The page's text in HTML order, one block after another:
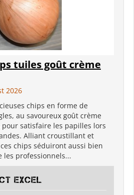
tuiles goût crème
2026
chips en forme de
au savoureux goût crème
satisfaire les papilles lors
Alliant croustillant et
chips séduiront aussi bien
les professionnels...
EXCEL